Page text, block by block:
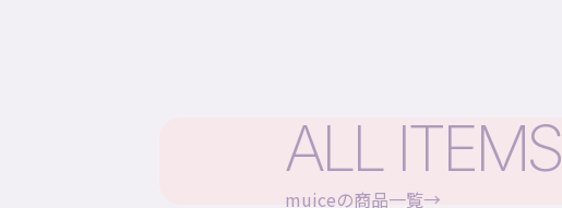
ALL ITEMS
muiceの商品一覧